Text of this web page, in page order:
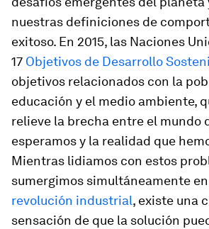
nuestras definiciones de
exitoso. En 2015, las Naciones
17 Objetivos de Desarrollo
objetivos relacionados con la
educación y el medio ambiente,
relieve la brecha entre el mundo
esperamos y la realidad que
Mientras lidiamos con estos
sumergimos simultáneamente
revolución industrial, existe una
sensación de que la solución